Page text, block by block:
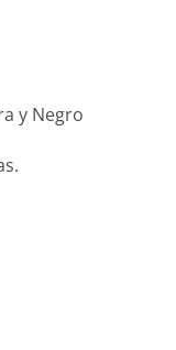
y Negro